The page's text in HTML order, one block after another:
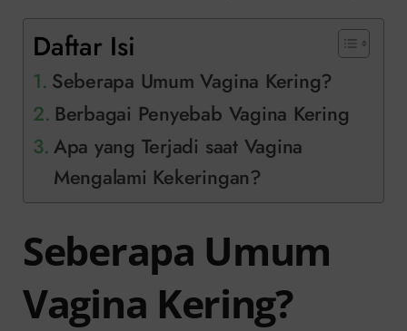
Daftar Isi
Seberapa Umum Vagina Kering?
Berbagai Penyebab Vagina Kering
Apa yang Terjadi saat Vagina
Mengalami Kekeringan?
Seberapa Umum
Vagina Kering?